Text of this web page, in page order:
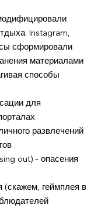
Instagram,
сформировали
материалами
способы
для
развлечений
out) – опасения
(скажем, геймплея в